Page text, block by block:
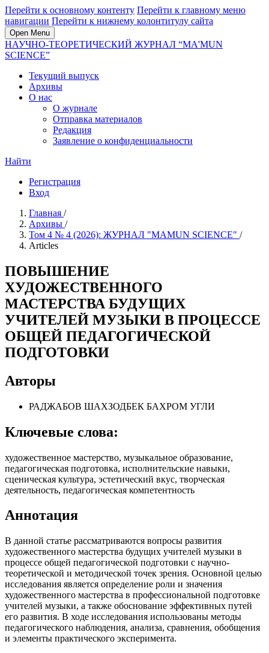
Перейти к основному контенту Перейти к главному меню
навигации Перейти к нижнему колонтитулу сайта
Open Menu
НАУЧНО-ТЕОРЕТИЧЕСКИЙ ЖУРНАЛ “MA'MUN
SCIENCE”
Текущий выпуск
Архивы
О нас
О журнале
Отправка материалов
Редакция
Заявление о конфиденциальности
Найти
Регистрация
Вход
Главная /
Архивы /
Том 4 № 4 (2026): ЖУРНАЛ "MAMUN SCIENCE" /
Articles
ПОВЫШЕНИЕ
ХУДОЖЕСТВЕННОГО
МАСТЕРСТВА БУДУЩИХ
УЧИТЕЛЕЙ МУЗЫКИ В ПРОЦЕССЕ
ОБЩЕЙ ПЕДАГОГИЧЕСКОЙ
ПОДГОТОВКИ
Авторы
РАДЖАБОВ ШАХЗОДБЕК БАХРОМ УГЛИ
Ключевые слова:
художественное мастерство, музыкальное образование,
педагогическая подготовка, исполнительские навыки,
сценическая культура, эстетический вкус, творческая
деятельность, педагогическая компетентность
Аннотация
В данной статье рассматриваются вопросы развития
художественного мастерства будущих учителей музыки в
процессе общей педагогической подготовки с научно-
теоретической и методической точек зрения. Основной целью
исследования является определение роли и значения
художественного мастерства в профессиональной подготовке
учителей музыки, а также обоснование эффективных путей
его развития. В ходе исследования использованы методы
педагогического наблюдения, анализа, сравнения, обобщения
и элементы практического эксперимента.